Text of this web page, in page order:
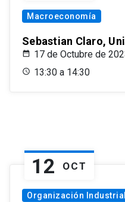
Macroeconomía
Sebastian Claro,
17 de Octubre de
13:30 a 14:30
12 OCT
Organización Industrial